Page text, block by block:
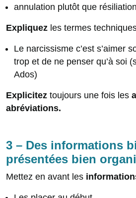
annulation plutôt que résiliation
Expliquez les termes
Le narcissisme c’est s’aimer
trop et de ne penser qu’à soi
Ados)
Explicitez toujours une fois les
abréviations.
3 – Des informations
présentées bien
Mettez en avant les